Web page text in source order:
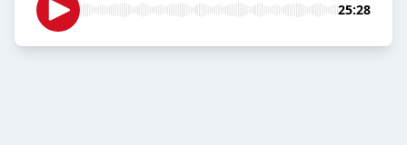
25:28